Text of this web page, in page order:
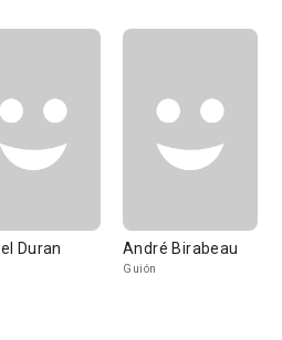
Duran André Birabeau
Guión